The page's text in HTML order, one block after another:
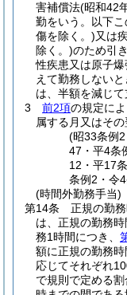
害補償法(昭和42
勤をいう。以下
傷を除く。)又は
除く。)のため引
性疾患又は原子
えて勤務しない
は、半額を減じて
3
前2項の規定に
属する月又はその
(昭33条例
47・平4条
12・平17
条例2・令
(時間外勤務手当)
第14条
正規の勤
は、正規の勤務
務1時間につき、
額に正規の勤務
応じてそれぞれ
で規則で定める割